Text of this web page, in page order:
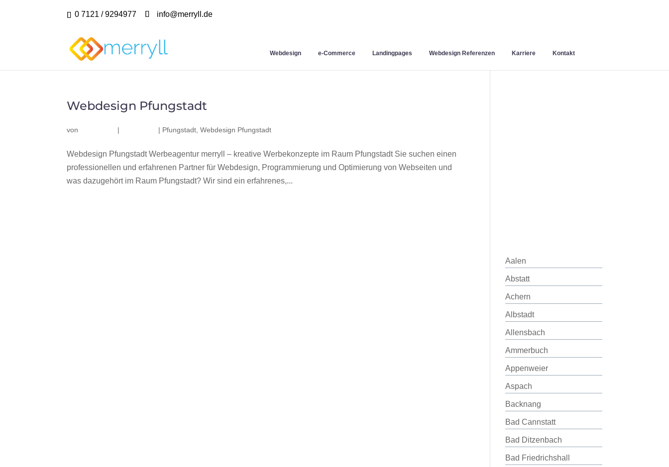
0 7121 / 9294977 info@merryll.de
Webdesign e-Commerce Landingpages Webdesign Referenzen Karriere Kontakt
Webdesign Pfungstadt
von | | Pfungstadt ,Webdesign Pfungstadt
Webdesign Pfungstadt Werbeagentur merryll – kreative Werbekonzepte im Raum Pfungstadt Sie suchen einen
professionellen und erfahrenen Partner für Webdesign, Programmierung und Optimierung von Webseiten und
was dazugehört im Raum Pfungstadt? Wir sind ein erfahrenes,...
Aalen
Abstatt
Achern
Albstadt
Allensbach
Ammerbuch
Appenweier
Aspach
Backnang
Bad Cannstatt
Bad Ditzenbach
Bad Friedrichshall